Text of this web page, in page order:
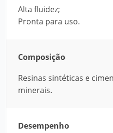
Alta fluidez;
Pronta para uso.
Composição
Resinas sintéticas e
minerais.
Desempenho